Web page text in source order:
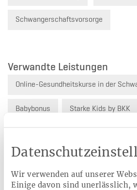
Wir verwenden auf unserer
Einige davon sind unerlässlich,
Schwangerschaftsvorsorge
Verwandte Leistungen
Online-Gesundheitskurse in der
Babybonus Starke Kids by BKK
Kindernotfall ABC
Online-Psychotherapie für Kinder